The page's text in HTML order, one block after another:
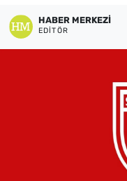
HABER MERKEZI
EDITÖR